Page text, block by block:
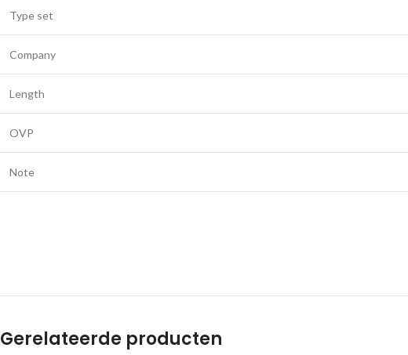
Type set
Company
Length
OVP
Note
Gerelateerde producten